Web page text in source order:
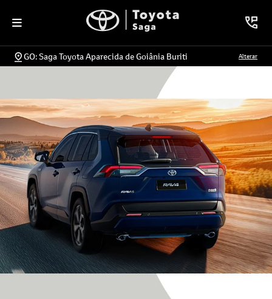
GO: Saga Toyota Aparecida de Goiânia Buriti Alterar